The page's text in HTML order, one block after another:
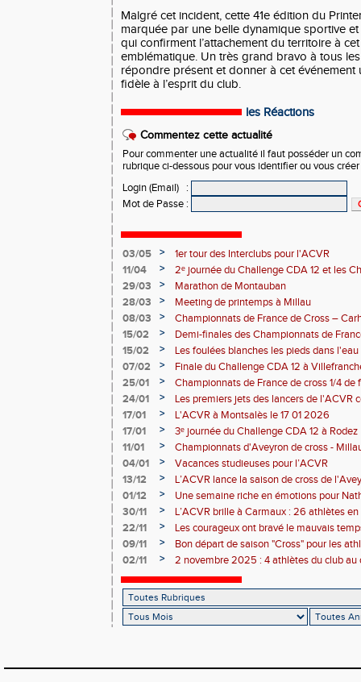
Malgré cet incident, cette 41e édition du
marquée par une belle dynamique sportive
qui confirment l’attachement du territoire à
emblématique. Un très grand bravo à tous
répondre présent et donner à cet événement
fidèle à l’esprit du club.
les Réactions
Commentez cette actualité
Pour commenter une actualité il faut posséder un
rubrique ci-dessous pour vous identifier ou vous
Login (Email)
:
Mot de Passe :
03/05 >
1er tour des Interclubs pour l'ACVR
11/04
>
2ᵉ journée du Challenge CDA 12 et les
29/03
>
Marathon de Montauban
28/03
>
Meeting de printemps à Millau
08/03
>
Championnats de France de Cross –
15/02
>
Demi-finales des Championnats de
15/02
>
Les foulées blanches les pieds dans
performances individuelles
07/02 >
Finale du Challenge CDA 12 à
25/01
>
Championnats de France de cross 1/4
la-Grave 25 01 2026
24/01 >
Les premiers jets des lancers de l'ACVR
Rodez
17/01 >
L'ACVR à Montsalès le 17 01 2026
17/01
>
3ᵉ journée du Challenge CDA 12 à Rodez
11/01
>
Championnats d'Aveyron de cross -
04/01
>
Vacances studieuses pour l’ACVR
13/12
>
L’ACVR lance la saison de cross de
01/12
>
Une semaine riche en émotions pour
de l’ACVR
30/11 >
L’ACVR brille à Carmaux : 26 athlètes
country international Hubert André
22/11 >
Les courageux ont bravé le mauvais
09/11
>
Bon départ de saison "Cross" pour les
départ pris à Nice
02/11 > 2 novembre 2025 : 4 athlètes du club au